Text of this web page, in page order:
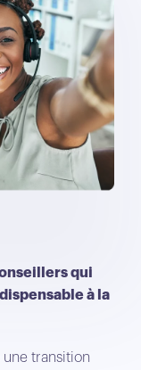
qui
à la
une transition